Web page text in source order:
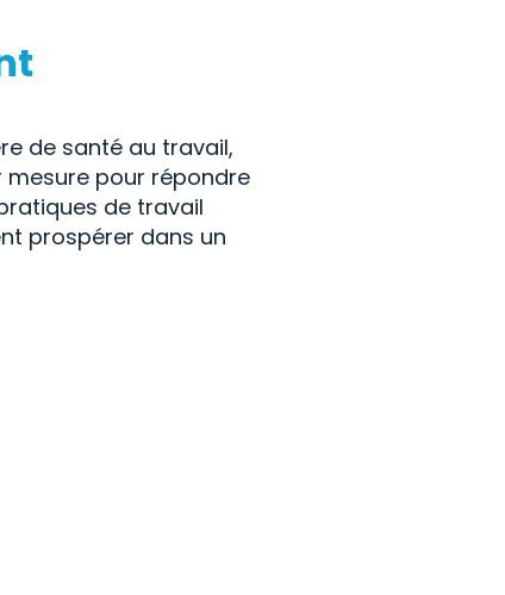
de santé au travail,
pour répondre
de travail
prospérer dans un